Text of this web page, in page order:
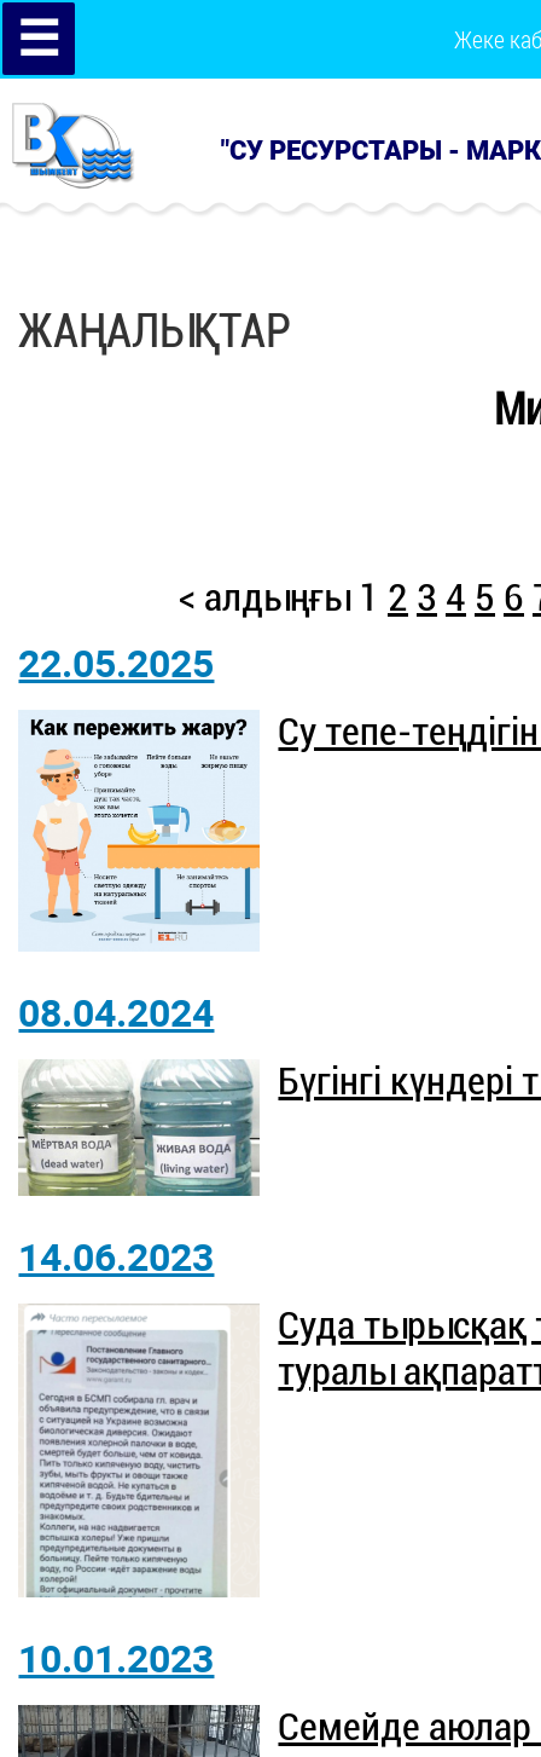
☰ Жеке
"СУ РЕСУРСТАРЫ -
ЖАҢАЛЫҚТАР
< алдыңғы 1 2 3 4 5 6
22.05.2025
Су тепе-
08.04.2024
Бүгінгі күндері
14.06.2023
Суда
туралы
10.01.2023
Семейде